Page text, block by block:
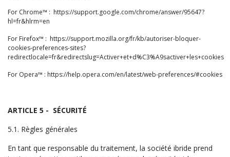
For Chrome™ : https://support.google.com/chrome/answer/95647?
hl=fr&hlrm=en
For Firefox™ : https://support.mozilla.org/fr/kb/autoriser-bloquer-
cookies-preferences-sites?
redirectlocale=fr&redirectslug=Activer+et+d%C3%A9sactiver+les+cookies
For Opera™ : https://help.opera.com/en/latest/web-preferences/#cookies
ARTICLE 5 - SÉCURITÉ
5.1. Règles générales
En tant que responsable du traitement, la société ibride prend